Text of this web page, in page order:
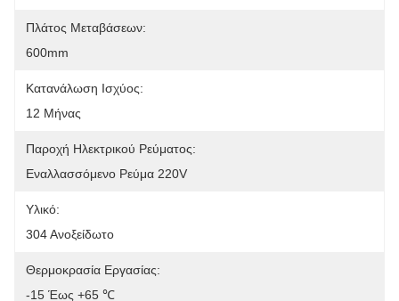
Πλάτος Μεταβάσεων:
600mm
Κατανάλωση Ισχύος:
12 Μήνας
Παροχή Ηλεκτρικού Ρεύματος:
Εναλλασσόμενο Ρεύμα 220V
Υλικό:
304 Ανοξείδωτο
Θερμοκρασία Εργασίας:
-15 Έως +65 ℃